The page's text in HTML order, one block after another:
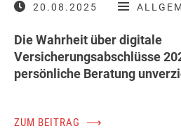
20.08.2025
Die Wahrheit über digitale
Versicherungsabschlüsse
persönliche Beratung
ZUM BEITRAG ⟶